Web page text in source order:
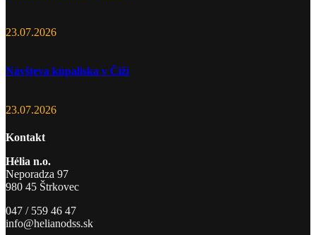
23.07.2026
Návšteva kúpaliska v Číži
23.07.2026
Kontakt
Hélia n.o.
Neporadza 97
980 45 Štrkovec
047 / 559 46 47
info@helianodss.sk